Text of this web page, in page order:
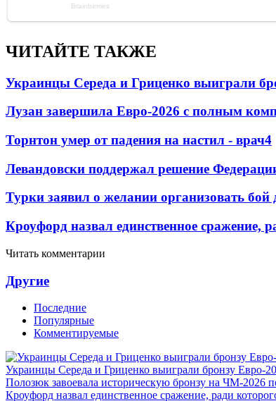
ЧИТАЙТЕ ТАКЖЕ
Украинцы Середа и Гриценко выиграли
Лузан завершила Евро-2026 с полным
Торнтон умер от падения на настил - врач4
Левандовски поддержал решение
Турки заявил о желании организовать
Кроуфорд назвал единственное сражение,
Читать комментарии
Другие
Последние
Популярные
Комментируемые
Украинцы Середа и Гриценко выиграли бронзу Евро-
Полозюк завоевала историческую бронзу на ЧМ-2026
Кроуфорд назвал единственное сражение, ради